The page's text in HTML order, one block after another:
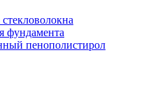
фундамента
пенополистирол